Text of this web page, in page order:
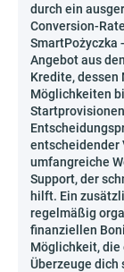
durch ein
Conversion-
SmartPożyczka
Angebot aus
Kredite,
Möglichkeiten
entscheidender
umfangreiche
Support, der
hilft. Ein
regelmäßig
finanziellen
Möglichkeit, die
Überzeuge dich